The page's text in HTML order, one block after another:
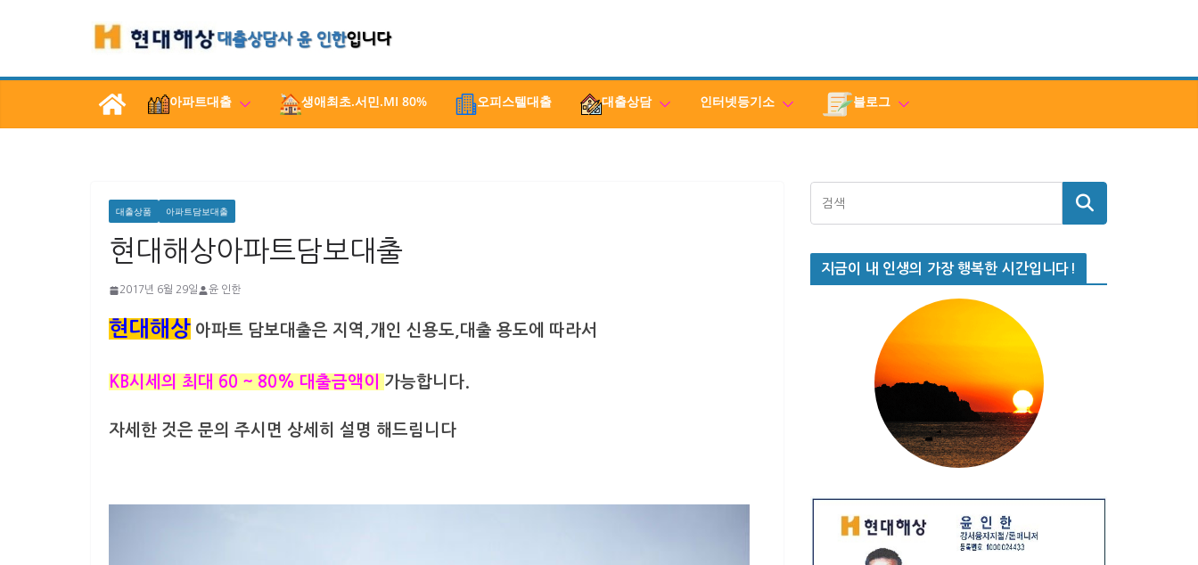
로
아파트대출 생애최초.서민.MI 80% 오피스텔대출 대출상담 인터넷등기소 블로그
대출상품 아파트담보대출
현대해상아파트담보대출
2017년 6월 29일 윤 인한
현대해상 아파트 담보대출은 지역,개인 신용도,대출 용도에 따라서
KB시세의 최대 60 ~ 80% 대출금액이 가능합니다.
자세한 것은 문의 주시면 상세히 설명 해드림니다
지금이 내 인생의 가장 행복한 시간입니다!